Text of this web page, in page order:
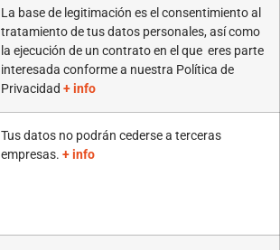
La base de legitimación es el consentimiento al
tratamiento de tus datos personales, así como
la ejecución de un contrato en el que eres parte
interesada conforme a nuestra Política de
Privacidad + info
Tus datos no podrán cederse a terceras
empresas. + info